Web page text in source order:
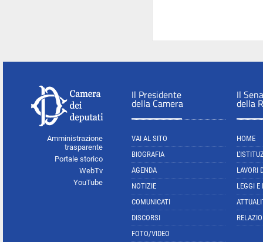
Amministrazione
trasparente
Portale storico
WebTv
YouTube
Il Presidente
della Camera
VAI AL SITO
BIOGRAFIA
AGENDA
NOTIZIE
COMUNICATI
DISCORSI
FOTO/VIDEO
Il
della
HOME
LAVORI
LEGGI E